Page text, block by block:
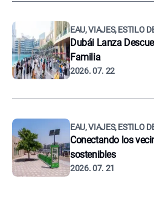
EAU, VIAJES, ESTILO
Dubái Lanza
Familia
2026. 07. 22
EAU, VIAJES, ESTILO
Conectando los
sostenibles
2026. 07. 21